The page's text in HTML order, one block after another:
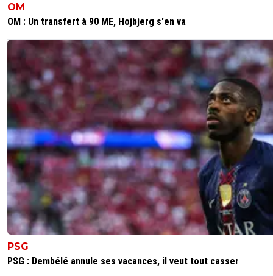
OM
OM : Un transfert à 90 ME, Hojbjerg s'en va
PSG
PSG : Dembélé annule ses vacances, il veut tout casser